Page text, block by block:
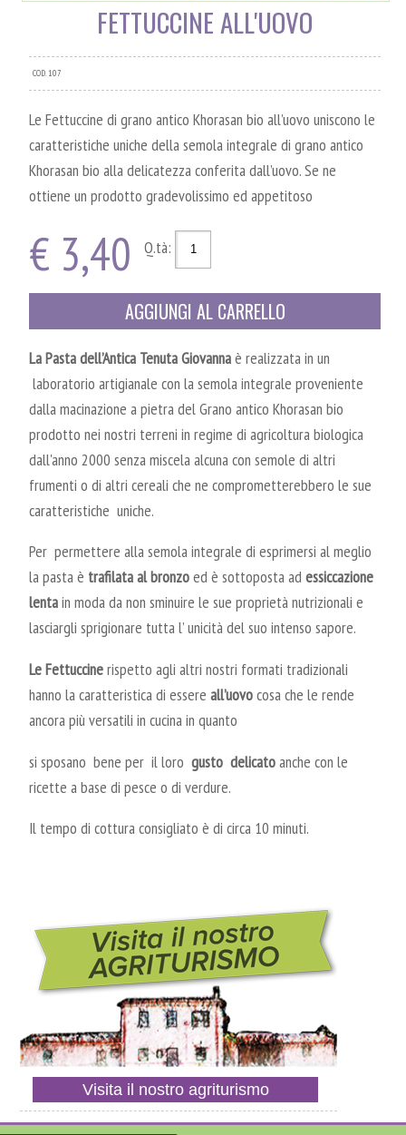
FETTUCCINE ALL'UOVO
COD. 107
Le Fettuccine di grano antico Khorasan bio all’uovo uniscono le
caratteristiche uniche della semola integrale di grano antico
Khorasan bio alla delicatezza conferita dall’uovo. Se ne
ottiene un prodotto gradevolissimo ed appetitoso
€ 3,40 Q.tà:
AGGIUNGI AL CARRELLO
La Pasta dell’Antica Tenuta Giovannaè realizzata in un
laboratorio artigianale con la semola integrale proveniente
dalla macinazione a pietra del Grano antico Khorasan bio
prodotto nei nostri terreni in regime di agricoltura biologica
dall'anno 2000 senza miscela alcuna con semole di altri
frumenti o di altri cereali che ne comprometterebbero le sue
caratteristiche uniche.
Per permettere alla semola integrale di esprimersi al meglio
la pasta è trafilata al bronzoed è sottoposta adessiccazione
lentain moda da non sminuire le sue proprietà nutrizionali e
lasciargli sprigionare tutta l’ unicità del suo intenso sapore.
Le Fettuccinerispetto agli altri nostri formati tradizionali
hanno lacaratteristica di essereall’uovocosa che le rende
ancora più versatili in cucina in quanto
si sposano bene per il lorogusto delicatoanche con le
ricette a base di pesce o di verdure.
Il tempo di cottura consigliato è di circa 10 minuti.
Visita il nostro agriturismo